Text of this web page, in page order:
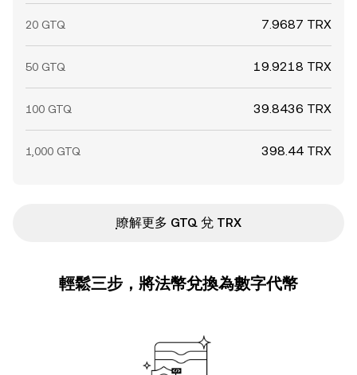
20 GTQ 7.9687 TRX
50 GTQ 19.9218 TRX
100 GTQ 39.8436 TRX
1,000 GTQ 398.44 TRX
ִִִִִִִִִִִִִִִִִִִִִִִִִִִִִִִִִִִִִִִִִִִִִִִ瞭解更多 GTQ 兌 TRX
輕鬆三步，將法幣兌換為數字代幣